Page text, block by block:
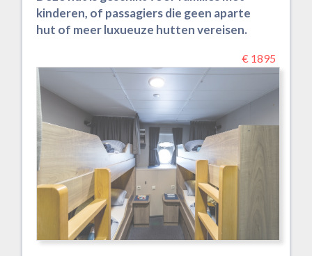
kinderen, of passagiers die geen aparte
hut of meer luxueuze hutten vereisen.
€ 1895